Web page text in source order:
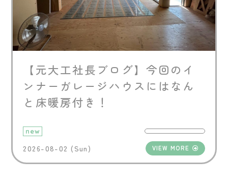
【元大工社長ブログ】今回のイ
ンナーガレージハウスにはなん
と床暖房付き！
new
2026-08-02 (Sun) VIEW MORE